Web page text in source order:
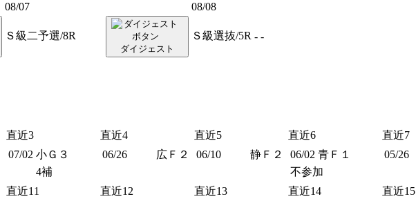
08/07 08/08
Ｓ級二予選/8R
ダイジェスト
Ｓ級選抜/5R - -
直近3 直近4 直近5 直近6 直近7
07/02 小Ｇ３
4補
06/26 広Ｆ２ 06/10 静Ｆ２ 06/02 青Ｆ１
不参加
05/26
直近11 直近12 直近13 直近14 直近15